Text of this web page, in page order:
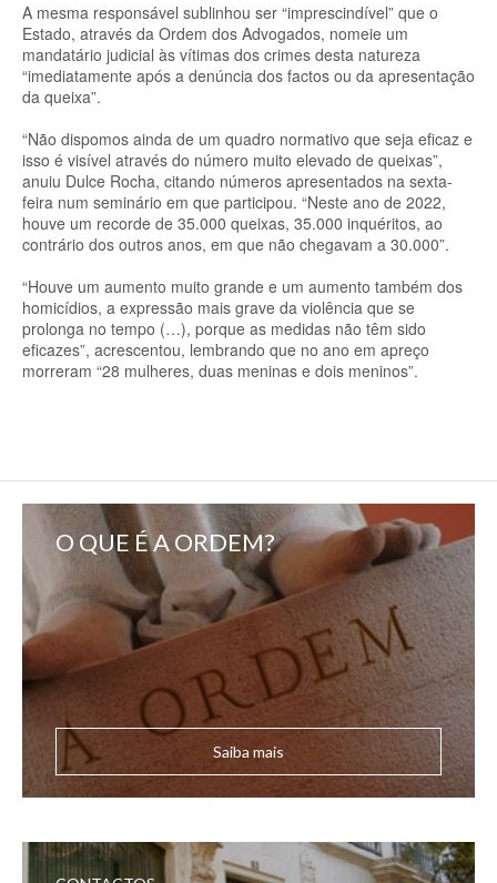
A mesma responsável sublinhou ser “imprescindível” que o
Estado, através da Ordem dos Advogados, nomeie um
mandatário judicial às vítimas dos crimes desta natureza
“imediatamente após a denúncia dos factos ou da apresentação
da queixa”.
“Não dispomos ainda de um quadro normativo que seja eficaz e
isso é visível através do número muito elevado de queixas”,
anuiu Dulce Rocha, citando números apresentados na sexta-
feira num seminário em que participou. “Neste ano de 2022,
houve um recorde de 35.000 queixas, 35.000 inquéritos, ao
contrário dos outros anos, em que não chegavam a 30.000”.
“Houve um aumento muito grande e um aumento também dos
homicídios, a expressão mais grave da violência que se
prolonga no tempo (…), porque as medidas não têm sido
eficazes”, acrescentou, lembrando que no ano em apreço
morreram “28 mulheres, duas meninas e dois meninos”.
O QUE É A ORDEM?
Saiba mais